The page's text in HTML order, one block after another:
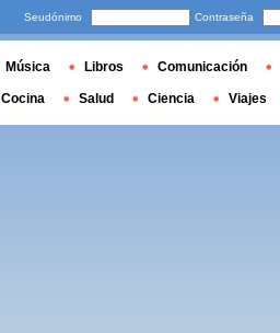
Seudónimo Contraseña
Música Libros Comunicación
Cocina Salud Ciencia Viajes